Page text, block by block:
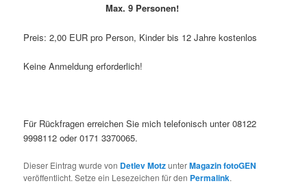
Max. 9 Personen!
Preis: 2,00 EUR pro Person, Kinder bis 12 Jahre kostenlos
Keine Anmeldung erforderlich!
Für Rückfragen erreichen Sie mich telefonisch unter 08122
9998112 oder 0171 3370065.
Dieser Eintrag wurde von Detlev MotzunterMagazin fotoGEN
veröffentlicht. Setze ein Lesezeichen für den Permalink.